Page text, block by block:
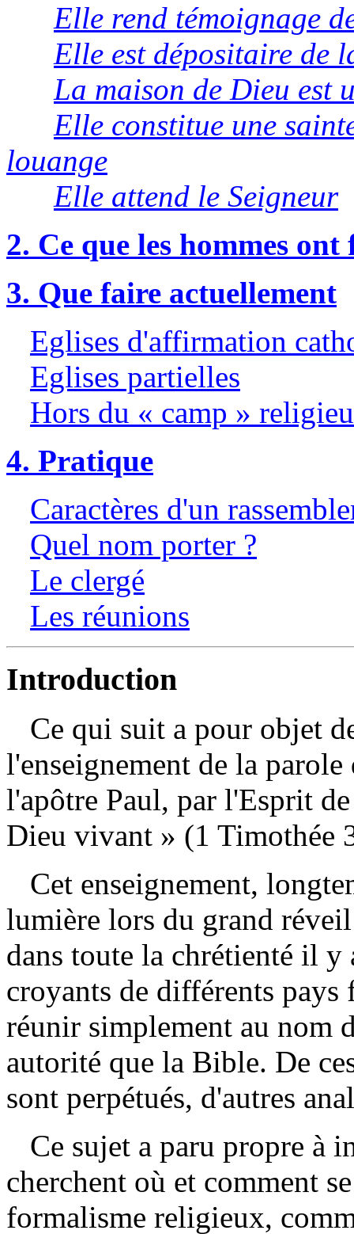
Elle rend témoignage
Elle est dépositaire de
La maison de Dieu est
Elle constitue une
louange
Elle attend le Seigneur
2. Ce que les hommes
3. Que faire actuellement
Eglises d'affirmation
Eglises partielles
Hors du « camp »
4. Pratique
Caractères d'un
Quel nom porter ?
Le clergé
Les réunions
Introduction
Ce qui suit a pour objet
l'enseignement de la
l'apôtre Paul, par l'Esprit
Dieu vivant » (1 Timothée
Cet enseignement,
lumière lors du grand
dans toute la chrétienté il
croyants de différents pays
réunir simplement au nom
autorité que la Bible. De
sont perpétués, d'autres
Ce sujet a paru propre à
cherchent où et comment
formalisme religieux,